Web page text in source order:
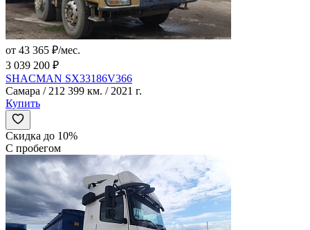
от 43 365 ₽/мес.
3 039 200 ₽
SHACMAN SX33186V366
Самара / 212 399 км. / 2021 г.
Купить
Скидка до 10%
С пробегом